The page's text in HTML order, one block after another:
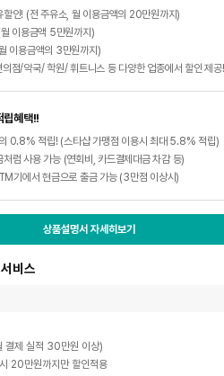
인! (전 주유소, 월 이용금액의 20만원까지)
이용금액 5만원까지)
이용금액의 3만원까지)
점/약국/ 학원/ 휘트니스 등 다양한 업종에서 할인 제공
립혜택!!
0.8% 적립! (스타샵 가맹점 이용시 최대 5.8% 적립)
럼 사용 가능 (연회비, 카드결제대금 차감 등)
기에서 현금으로 출금 가능 (3만점 이상시)
상품설명서 자세히보기
비스
결제 실적 30만원 이상)
20만원까지만 할인적용